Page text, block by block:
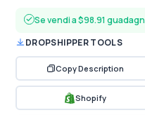
Se vendi a $98.91
DROPSHIPPER TOOLS
Copy Description
Shopify